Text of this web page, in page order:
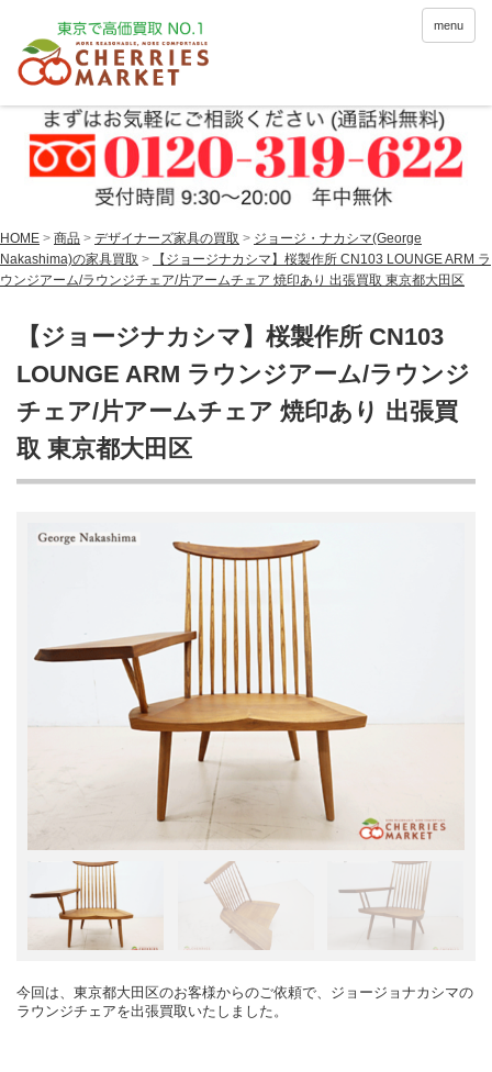
menu
HOME > 商品 > デザイナーズ家具の買取 > ジョージ・ナカシマ(George
Nakashima)の家具買取 >
【ジョージナカシマ】桜製作所 CN103 LOUNGE ARM ラ
ウンジアーム/ラウンジチェア/片アームチェア 焼印あり 出張買取 東京都大田区
【ジョージナカシマ】桜製作所 CN103
LOUNGE ARM ラウンジアーム/ラウンジ
チェア/片アームチェア 焼印あり 出張買
取 東京都大田区
今回は、東京都大田区のお客様からのご依頼で、ジョージョナカシマの
ラウンジチェアを出張買取いたしました。